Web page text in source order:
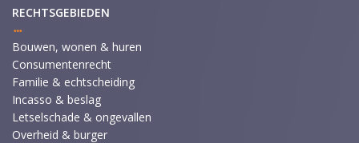
RECHTSGEBIEDEN
Bouwen, wonen & huren
Consumentenrecht
Familie & echtscheiding
Incasso & beslag
Letselschade & ongevallen
Overheid & burger